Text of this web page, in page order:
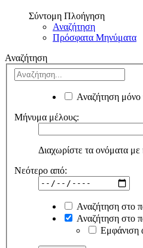
Σύντομη Πλοήγηση
Αναζήτηση
Πρόσφατα Μηνύματα
Αναζήτηση
Αναζήτηση μόνο
Μήνυμα μέλους:
Διαχωρίστε τα ονόματα
Νεότερο από:
Αναζήτηση στο
Αναζήτηση στο
Εμφάνιση